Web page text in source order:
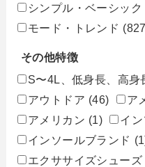
シンプル・ベーシック
モード・トレンド
その他特徴
S〜4L、低身長、高身
アウトドア (46) ア
アメリカン (1) イ
インソールブランド
エクササイズシューズ